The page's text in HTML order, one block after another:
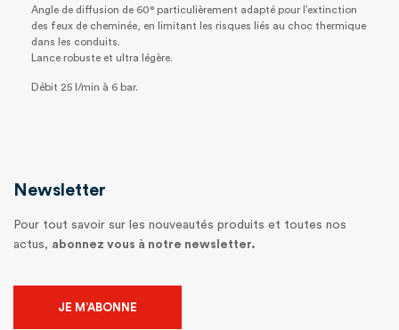
Angle de diffusion de 60° particulièrement adapté pour l’extinction
des feux de cheminée, en limitant les risques liés au choc thermique
dans les conduits.
Lance robuste et ultra légère.
Débit 25 l/min à 6 bar.
Newsletter
Pour tout savoir sur les nouveautés produits et toutes nos
actus, abonnez vous à notre newsletter.
JE M’ABONNE